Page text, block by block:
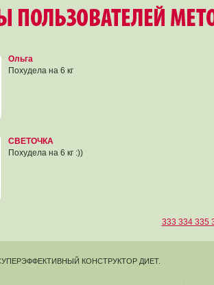
Ольга
Похудела на 6 кг
СВЕТОЧКА
Похудела на 6 кг :))
333 334 335
СУПЕРЭФФЕКТИВНЫЙ КОНСТРУКТОР ДИЕТ.